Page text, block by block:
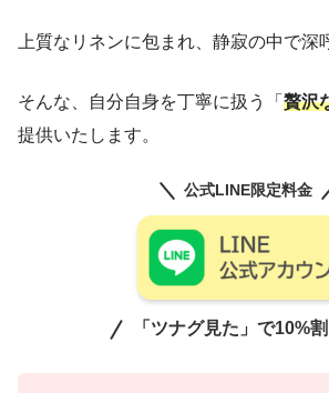
上質なリネンに包まれ、静寂の中で深
そんな、自分自身を丁寧に扱う「 贅沢
提供いたします。
公式LINE限定料金
「ツナグ見た」で10%割